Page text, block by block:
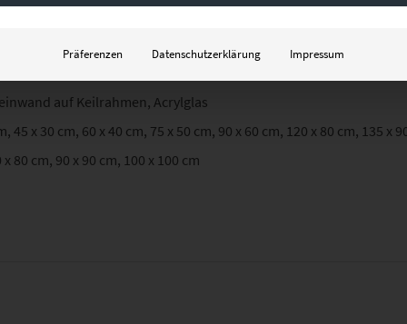
auf Keilrahmen, Acrylglas
45 x 30 cm, 60 x 40 cm, 75 x 50 cm, 90 x 60 cm, 120 x 80 cm, 135 x
x 80 cm, 90 x 90 cm, 100 x 100 cm
Präferenzen Datenschutzerklärung Impressum